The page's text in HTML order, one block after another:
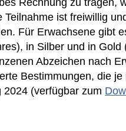
Rechnung zu tragen,
ist freiwillig
Für Erwachsene gibt
in Silber und in
Abzeichen nach
Bestimmungen, die
(verfügbar zum